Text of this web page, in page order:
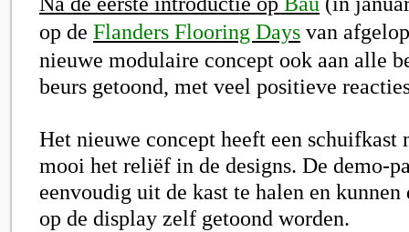
op de Flanders Flooring Days van
nieuwe modulaire concept ook aan alle
beurs getoond, met veel positieve
Het nieuwe concept heeft een
mooi het reliëf in de designs. De demo-
eenvoudig uit de kast te halen en
op de display zelf getoond worden.